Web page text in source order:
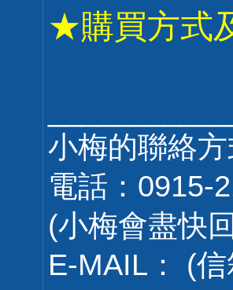
★購買方式
小梅的聯絡
電話：0915-
(小梅會盡快
E-MAIL： (